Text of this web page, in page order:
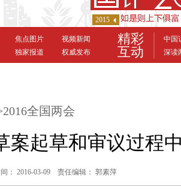
2016全国两会
案起草和审议过程
： 2016-03-09 责任编辑： 郭素萍